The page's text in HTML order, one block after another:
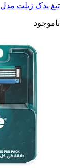
تیغ یدک ژیلت مدل Fusion 5 Proglide بسته 4 عددی
ناموجود